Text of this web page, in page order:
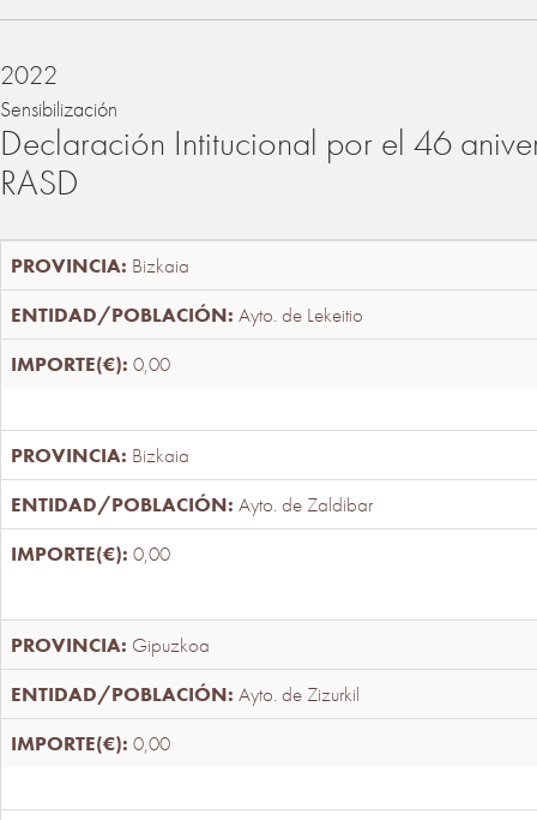
2022
Sensibilización
Declaración Intitucional por el 46
RASD
Bizkaia
Ayto. de Lekeitio
0,00
Bizkaia
Ayto. de Zaldibar
0,00
Gipuzkoa
Ayto. de Zizurkil
0,00